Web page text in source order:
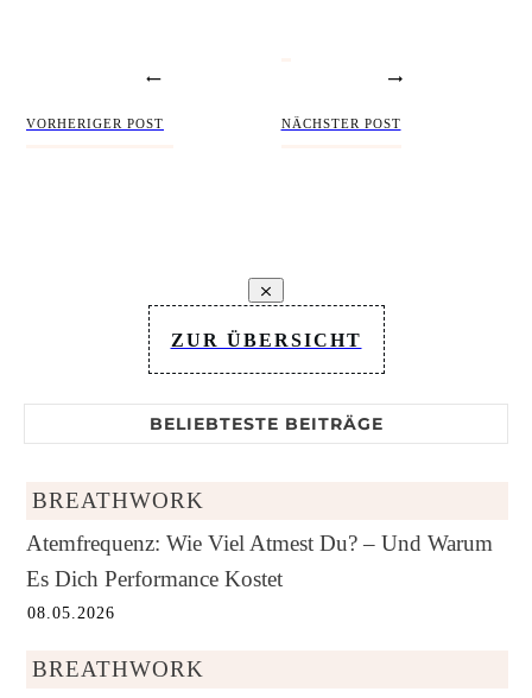
VORHERIGER POST NÄCHSTER POST
ZUR ÜBERSICHT
BELIEBTESTE BEITRÄGE
BREATHWORK
Atemfrequenz: Wie Viel Atmest Du? – Und Warum
Es Dich Performance Kostet
08.05.2026
BREATHWORK